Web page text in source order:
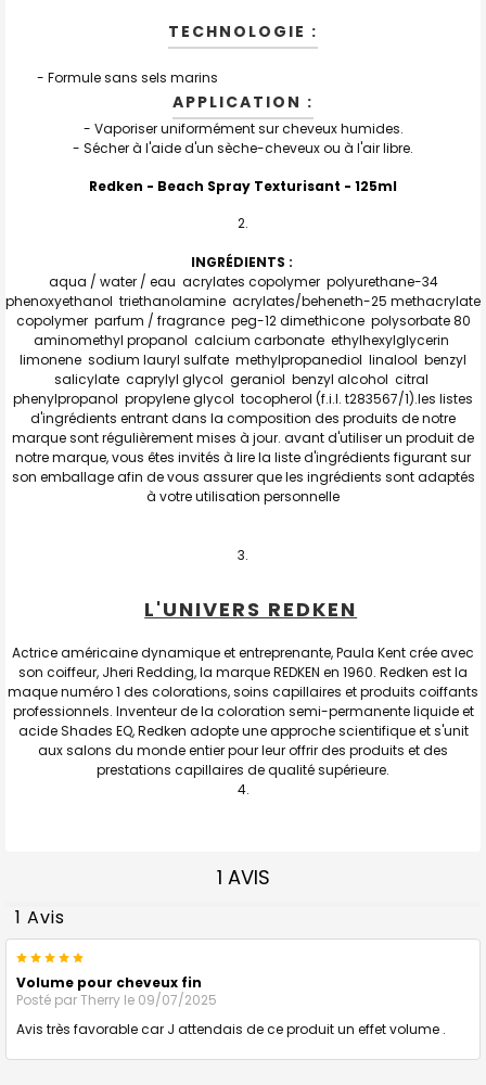
TECHNOLOGIE :
- Formule sans sels marins
APPLICATION :
- Vaporiser uniformément sur cheveux humides.
- Sécher à l'aide d'un sèche-cheveux ou à l'air libre.
Redken - Beach Spray Texturisant - 125ml
INGRÉDIENTS :
aqua / water / eau acrylates copolymer polyurethane-34
phenoxyethanol triethanolamine acrylates/beheneth-25 methacrylate
copolymer parfum / fragrance peg-12 dimethicone polysorbate 80
aminomethyl propanol calcium carbonate ethylhexylglycerin
limonene sodium lauryl sulfate methylpropanediol linalool benzyl
salicylate caprylyl glycol geraniol benzyl alcohol citral
phenylpropanol propylene glycol tocopherol (f.i.l. t283567/1).les listes
d'ingrédients entrant dans la composition des produits de notre
marque sont régulièrement mises à jour. avant d'utiliser un produit de
notre marque, vous êtes invités à lire la liste d'ingrédients figurant sur
son emballage afin de vous assurer que les ingrédients sont adaptés
à votre utilisation personnelle
L'UNIVERS REDKEN
Actrice américaine dynamique et entreprenante, Paula Kent crée avec
son coiffeur, Jheri Redding, la marque REDKEN en 1960. Redken est la
maque numéro 1 des colorations, soins capillaires et produits coiffants
professionnels. Inventeur de la coloration semi-permanente liquide et
acide Shades EQ, Redken adopte une approche scientifique et s'unit
aux salons du monde entier pour leur offrir des produits et des
prestations capillaires de qualité supérieure.
1 AVIS
1 Avis
5
Volume pour cheveux fin
Posté parTherry le 09/07/2025
Avis très favorable car J attendais de ce produit un effet volume .